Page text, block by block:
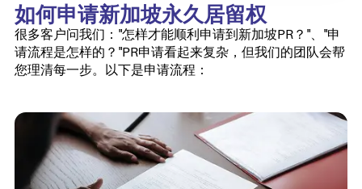
如何申请新加坡永久居留权
很多客户问我们："怎样才能顺利申请到新加坡PR？"、"申
请流程是怎样的？"PR申请看起来复杂，但我们的团队会帮
您理清每一步。以下是申请流程：